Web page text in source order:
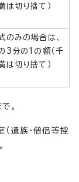
は切り捨て）
のみの場合は、
3分の1の額（千
は切り捨て）
。
遺族・僧侶等控